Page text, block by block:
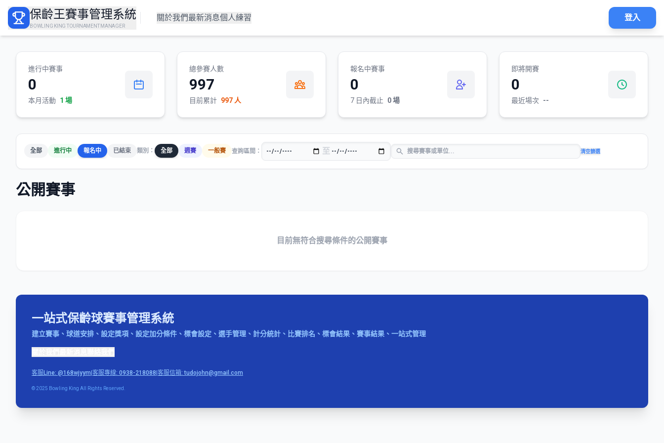
保齡王賽事管理系統
BOWLING KING TOURNAMENT MANAGER
關於我們最新消息個人練習 登入
進行中賽事
0
本月活動 1 場
總參賽人數
997
目前累計 997 人
報名中賽事
0
7 日內截止 0 場
即將開賽
0
最近場次 --
全部 進行中 報名中 已結束 類別： 全部 週賽 一般賽 查詢區間： 至 清空篩選
公開賽事
目前無符合搜尋條件的公開賽事
一站式保齡球賽事管理系統
建立賽事、球道安排、設定獎項、設定加分條件、標會設定、選手管理、計分統計、比賽排名、標會結果、賽事結果、一站式管理
客服Line: @168wjyym 客服專線: 0938-218088 客服信箱: tudojohn@gmail.com
© 2025 Bowling King All Rights Reserved.